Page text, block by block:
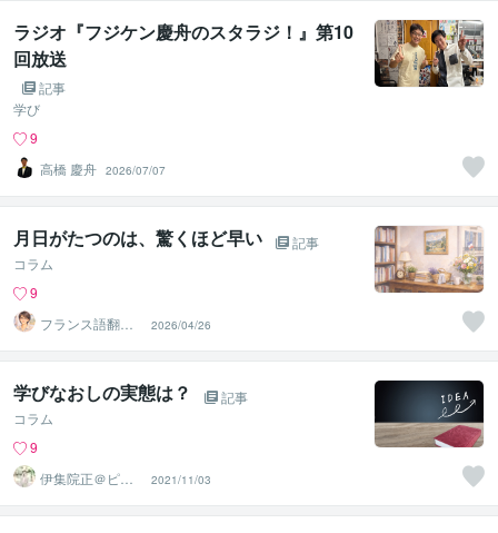
ラジオ『フジケン慶舟のスタラジ！』第10
回放送
記事
学び
9
高橋 慶舟 2026/07/07
月日がたつのは、驚くほど早い
記事
コラム
9
フランス語翻訳
者 遠藤ゆかり
2026/04/26
学びなおしの実態は？
記事
コラム
9
伊集院正＠ピー
プルエナジー株
式会社
2021/11/03